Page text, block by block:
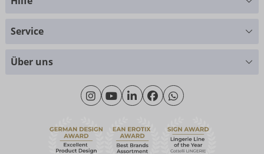
Montag - Donnerstag: 09:00 - 16:00 Uhr
Freitag: 09:00 - 15:00 Uhr
Kontakt
Häufige Fragen
Service
Über uns
Wir über uns
Nachhaltigkeit
eroFame